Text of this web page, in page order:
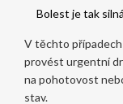
Bolest je tak
V těchto
provést urgentní
na pohotovost
stav.